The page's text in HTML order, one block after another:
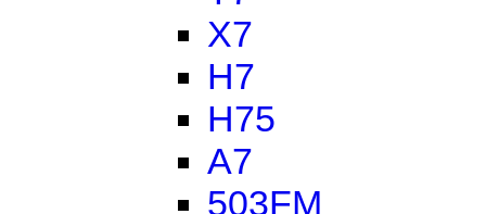
X7
H7
H75
A7
503FM